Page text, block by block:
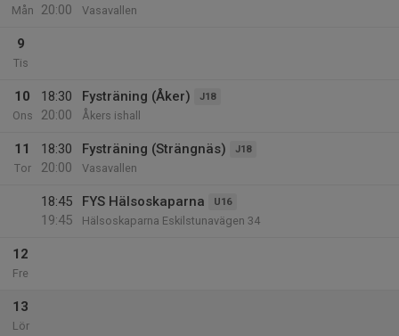
Mån
20:00
Vasavallen
9
Tis
10
Ons
18:30
20:00
Fysträning (Åker) J18
Åkers ishall
11
Tor
18:30
20:00
Fysträning (Strängnäs) J18
Vasavallen
18:45
19:45
FYS Hälsoskaparna U16
Hälsoskaparna Eskilstunavägen 34
12
Fre
13
Lör